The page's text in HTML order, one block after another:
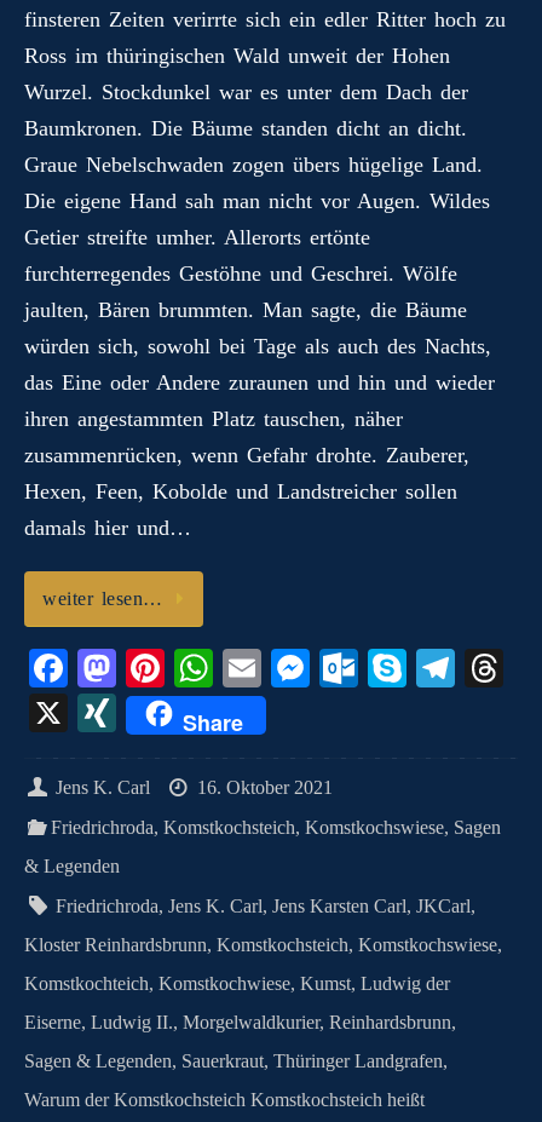
finsteren Zeiten verirrte sich ein edler Ritter hoch zu
Ross im thüringischen Wald unweit der Hohen
Wurzel. Stockdunkel war es unter dem Dach der
Baumkronen. Die Bäume standen dicht an dicht.
Graue Nebelschwaden zogen übers hügelige Land.
Die eigene Hand sah man nicht vor Augen. Wildes
Getier streifte umher. Allerorts ertönte
furchterregendes Gestöhne und Geschrei. Wölfe
jaulten, Bären brummten. Man sagte, die Bäume
würden sich, sowohl bei Tage als auch des Nachts,
das Eine oder Andere zuraunen und hin und wieder
ihren angestammten Platz tauschen, näher
zusammenrücken, wenn Gefahr drohte. Zauberer,
Hexen, Feen, Kobolde und Landstreicher sollen
damals hier und…
weiter lesen…
Fa
ce
bo
ok
M
as
to
do
n
Pi
nt
er
es
t
W
ha
ts
A
pp
E
m
ail
M
ng
er
O
.c
m
S
Te
m
X
X
I
N
G
Share
Jens K. Carl
16. Oktober 2021
Friedrichroda,Komstkochsteich,Komstkochswiese, Sagen
& Legenden
Friedrichroda,Jens K. Carl,Jens Karsten Carl,JKCarl,
Kloster Reinhardsbrunn, Komstkochsteich, Komstkochswiese,
Komstkochteich, Komstkochwiese, Kumst, Ludwig der
Eiserne, Ludwig II., Morgelwaldkurier, Reinhardsbrunn,
Sagen & Legenden, Sauerkraut, Thüringer Landgrafen,
Warum der Komstkochsteich Komstkochsteich heißt